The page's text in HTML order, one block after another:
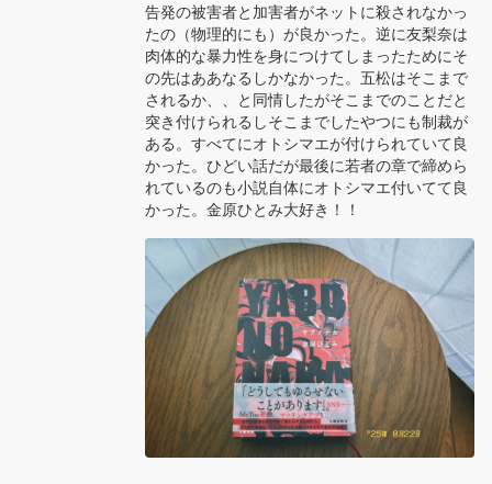
告発の被害者と加害者がネットに殺されなかっ
たの（物理的にも）が良かった。逆に友梨奈は
肉体的な暴力性を身につけてしまったためにそ
の先はああなるしかなかった。五松はそこまで
されるか、、と同情したがそこまでのことだと
突き付けられるしそこまでしたやつにも制裁が
ある。すべてにオトシマエが付けられていて良
かった。ひどい話だが最後に若者の章で締めら
れているのも小説自体にオトシマエ付いてて良
かった。金原ひとみ大好き！！